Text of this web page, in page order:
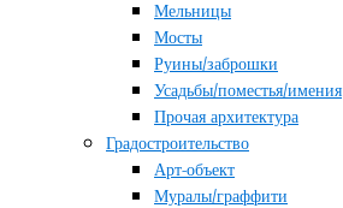
Мельницы
Мосты
Руины/заброшки
Усадьбы/поместья/имения
Прочая архитектура
Градостроительство
Арт-объект
Муралы/граффити